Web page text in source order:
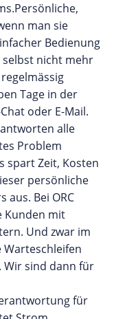
man sie
Bedienung
selbst nicht mehr
Tage in der
oder E-Mail.
alle
Problem
spart Zeit, Kosten
persönliche
aus. Bei ORC
Kunden mit
Und zwar im
Wir sind dann für
für